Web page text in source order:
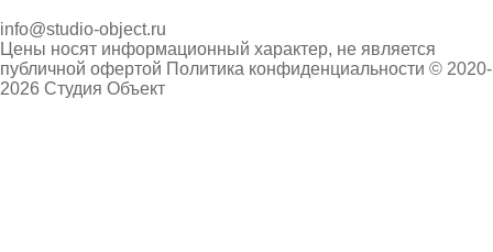
info@studio-object.ru
Цены носят информационный характер, не является
публичной офертой Политика конфиденциальности © 2020-
2026 Студия Объект